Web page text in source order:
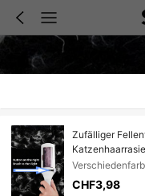
Zufälliger
Reinigungsgerät
CHF3,98